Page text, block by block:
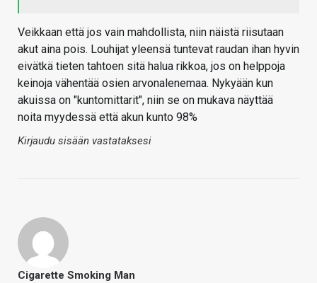
Veikkaan että jos vain mahdollista, niin näistä riisutaan
akut aina pois. Louhijat yleensä tuntevat raudan ihan hyvin
eivätkä tieten tahtoen sitä halua rikkoa, jos on helppoja
keinoja vähentää osien arvonalenemaa. Nykyään kun
akuissa on "kuntomittarit", niin se on mukava näyttää
noita myydessä että akun kunto 98%
Kirjaudu sisään vastataksesi
Cigarette Smoking Man